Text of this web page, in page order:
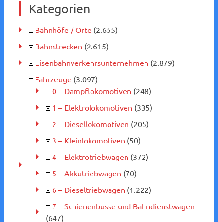
Kategorien
Bahnhöfe / Orte (2.655)
Bahnstrecken (2.615)
Eisenbahnverkehrsunternehmen (2.879)
Fahrzeuge (3.097)
0 – Dampflokomotiven (248)
1 – Elektrolokomotiven (335)
2 – Diesellokomotiven (205)
3 – Kleinlokomotiven (50)
4 – Elektrotriebwagen (372)
5 – Akkutriebwagen (70)
6 – Dieseltriebwagen (1.222)
7 – Schienenbusse und Bahndienstwagen
(647)